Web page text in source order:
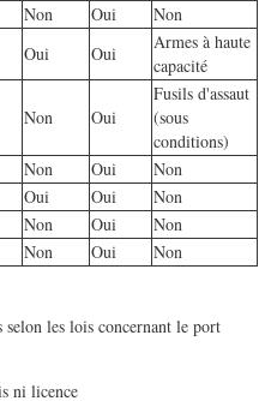
Non Oui
Non
Oui Oui
Armes à haute
capacité
Non Oui
Fusils d'assaut
(sous
conditions)
Non Oui
Non
Oui Oui
Non
Non Oui
Non
Non Oui Non
selon les lois concernant le port
ni licence